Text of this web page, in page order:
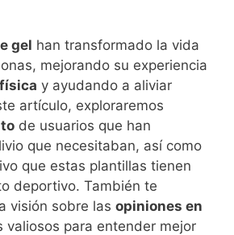
gel han transformado la vida
mejorando su experiencia
y ayudando a aliviar
artículo, exploraremos
de usuarios que han
que necesitaban, así como
que estas plantillas tienen
deportivo. También te
visión sobre las opiniones en
valiosos para entender mejor